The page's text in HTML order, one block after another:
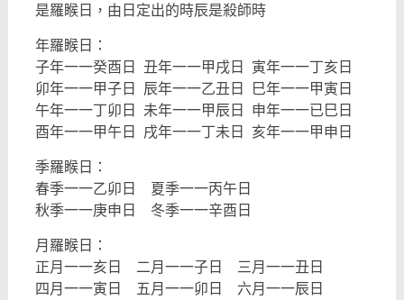
是羅睺日，由日定出的時辰是殺師時
年羅睺日：
子年一一癸酉日 丑年一一甲戌日 寅年一一丁亥日
卯年一一甲子日 辰年一一乙丑日 巳年一一甲寅日
午年一一丁卯日 未年一一甲辰日 申年一一已巳日
酉年一一甲午日 戌年一一丁未日 亥年一一甲申日
季羅睺日：
春季一一乙卯日 夏季一一丙午日
秋季一一庚申日 冬季一一辛酉日
月羅睺日：
正月一一亥日 二月一一子日 三月一一丑日
四月一一寅日 五月一一卯日 六月一一辰日